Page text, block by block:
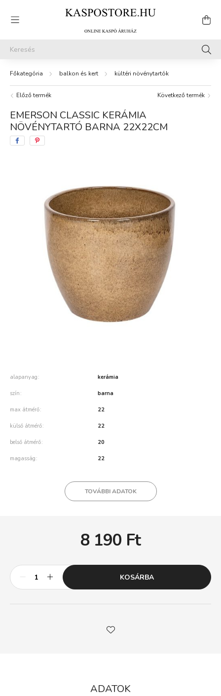
balkon és kert kültéri növénytartók
Előző termék Következő termék
EMERSON CLASSIC KERÁMIA
NÖVÉNYTARTÓ BARNA 22X22CM
alapanyag kerámia
szín barna
max átmérő 22
külső átmérő 22
belső átmérő 20
magasság 22
TOVÁBBI ADATOK
8 190 Ft
KOSÁRBA
ADATOK